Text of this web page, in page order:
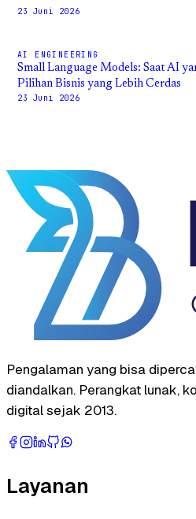
23 Juni 2026
AI ENGINEERING
Small Language Models: Saat AI
Pilihan Bisnis yang Lebih Cerdas
23 Juni 2026
Pengalaman yang bisa
diandalkan. Perangkat lunak,
digital sejak 2013.
Layanan